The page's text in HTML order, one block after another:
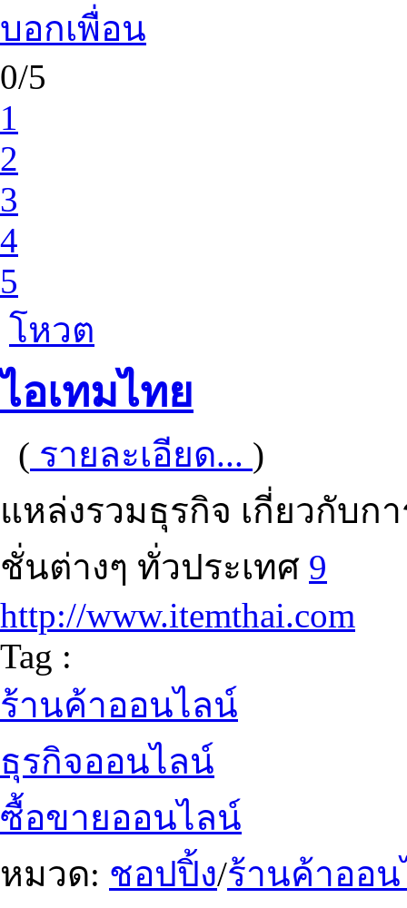
บอกเพื่อน
0/5
1
2
3
4
5
โหวต
ไอเทมไทย
( รายละเอียด... )
แหล่งรวมธุรกิจ เกี่ยวกับก
ชั่นต่างๆ ทั่วประเทศ 9
http://www.itemthai.com
Tag :
ร้านค้าออนไลน์
ธุรกิจออนไลน์
ซื้อขายออนไลน์
หมวด: ชอปปิ้ง/ร้านค้าออ